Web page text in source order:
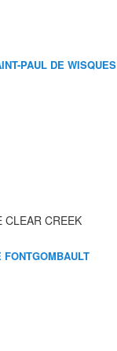
PAUL DE WISQUES
CLEAR CREEK
FONTGOMBAULT